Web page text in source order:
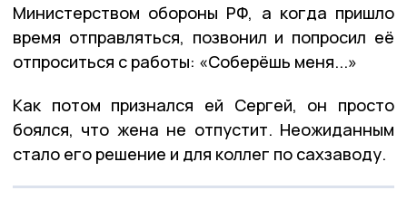
Министерством обороны РФ, а когда пришло
время отправляться, позвонил и попросил её
отпроситься с работы: «Соберёшь меня...»
Как потом признался ей Сергей, он просто
боялся, что жена не отпустит. Неожиданным
стало его решение и для коллег по сахзаводу.